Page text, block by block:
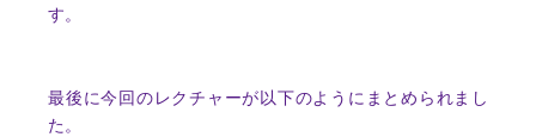
す。
最後に今回のレクチャーが以下のようにまとめられまし
た。